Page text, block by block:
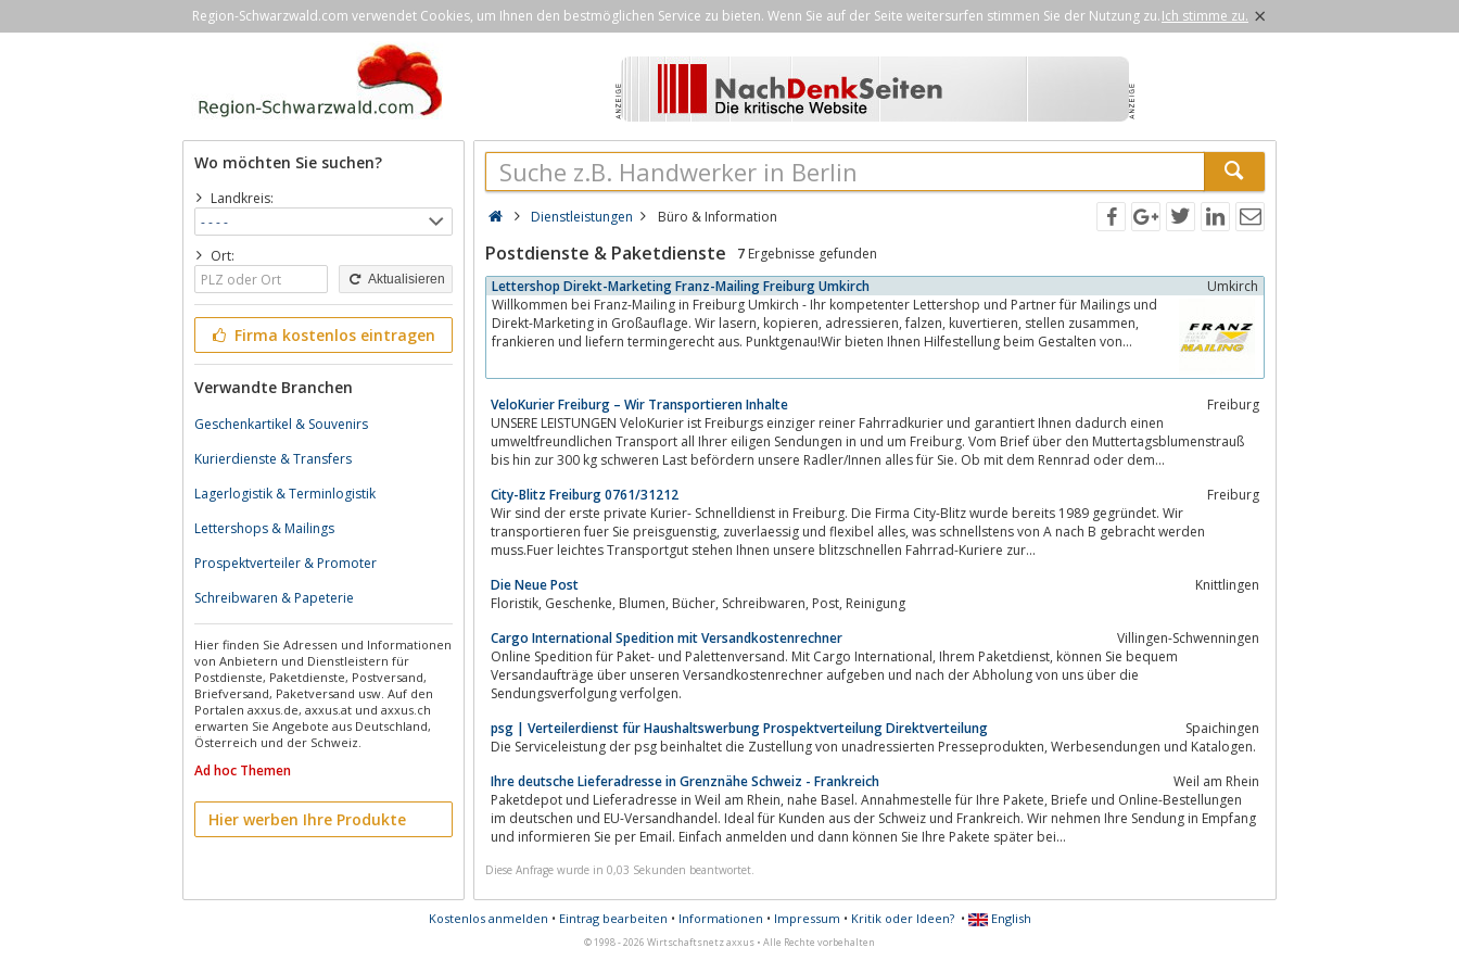
Region-Schwarzwald.com verwendet Cookies, um Ihnen den bestmöglichen Service zu bieten. Wenn Sie auf der Seite weitersurfen stimmen Sie der Nutzung zu.Ich stimme zu. ×
Wo möchten Sie suchen?
Landkreis:
Ort:
Aktualisieren
Firma kostenlos eintragen
Verwandte Branchen
Geschenkartikel & Souvenirs
Kurierdienste & Transfers
Lagerlogistik & Terminlogistik
Lettershops & Mailings
Prospektverteiler & Promoter
Schreibwaren & Papeterie
Hier finden Sie Adressen und Informationen
von Anbietern und Dienstleistern für
Postdienste, Paketdienste, Postversand,
Briefversand, Paketversand usw. Auf den
Portalen axxus.de, axxus.at und axxus.ch
erwarten Sie Angebote aus Deutschland,
Österreich und der Schweiz.
Ad hoc Themen
Hier werben Ihre Produkte
Dienstleistungen Büro & Information
Postdienste & Paketdienste 7 Ergebnisse gefunden
Lettershop Direkt-Marketing Franz-Mailing Freiburg Umkirch
Umkirch
Willkommen bei Franz-Mailing in Freiburg Umkirch - Ihr kompetenter Lettershop und Partner für Mailings und
Direkt-Marketing in Großauflage. Wir lasern, kopieren, adressieren, falzen, kuvertieren, stellen zusammen,
frankieren und liefern termingerecht aus. Punktgenau!Wir bieten Ihnen Hilfestellung beim Gestalten von
VeloKurier Freiburg – Wir Transportieren Inhalte
Freiburg
UNSERE LEISTUNGEN VeloKurier ist Freiburgs einziger reiner Fahrradkurier und garantiert Ihnen dadurch einen
umweltfreundlichen Transport all Ihrer eiligen Sendungen in und um Freiburg. Vom Brief über den Muttertagsblumenstrauß
bis hin zur 300 kg schweren Last befördern unsere Radler/Innen alles für Sie. Ob mit dem Rennrad oder dem...
City-Blitz Freiburg 0761/31212
Freiburg
Wir sind der erste private Kurier- Schnelldienst in Freiburg. Die Firma City-Blitz wurde bereits 1989 gegründet. Wir
transportieren fuer Sie preisguenstig, zuverlaessig und flexibel alles, was schnellstens von A nach B gebracht werden
muss.Fuer leichtes Transportgut stehen Ihnen unsere blitzschnellen Fahrrad-Kuriere zur...
Die Neue Post
Knittlingen
Floristik, Geschenke, Blumen, Bücher, Schreibwaren, Post, Reinigung
Cargo International Spedition mit Versandkostenrechner
Villingen-Schwenningen
Online Spedition für Paket- und Palettenversand. Mit Cargo International, Ihrem Paketdienst, können Sie bequem
Versandaufträge über unseren Versandkostenrechner aufgeben und nach der Abholung von uns über die
Sendungsverfolgung verfolgen.
psg | Verteilerdienst für Haushaltswerbung Prospektverteilung Direktverteilung
Spaichingen
Die Serviceleistung der psg beinhaltet die Zustellung von unadressierten Presseprodukten, Werbesendungen und Katalogen.
Ihre deutsche Lieferadresse in Grenznähe Schweiz - Frankreich
Weil am Rhein
Paketdepot und Lieferadresse in Weil am Rhein, nahe Basel. Annahmestelle für Ihre Pakete, Briefe und Online-Bestellungen
im deutschen und EU-Versandhandel. Ideal für Kunden aus der Schweiz und Frankreich. Wir nehmen Ihre Sendung in Empfang
und informieren Sie per Email. Einfach anmelden und dann können Sie Ihre Pakete später bei...
Diese Anfrage wurde in 0,03 Sekunden beantwortet.
Kostenlos anmelden • Eintrag bearbeiten • Informationen • Impressum • Kritik oder Ideen?• English
© 1998 - 2026 Wirtschaftsnetz axxus • Alle Rechte vorbehalten